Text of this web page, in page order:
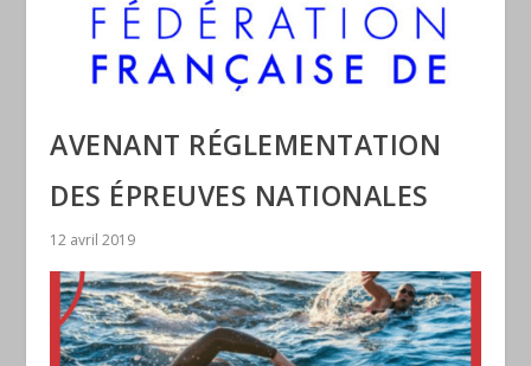
AVENANT RÉGLEMENTATION
DES ÉPREUVES NATIONALES
12 avril 2019